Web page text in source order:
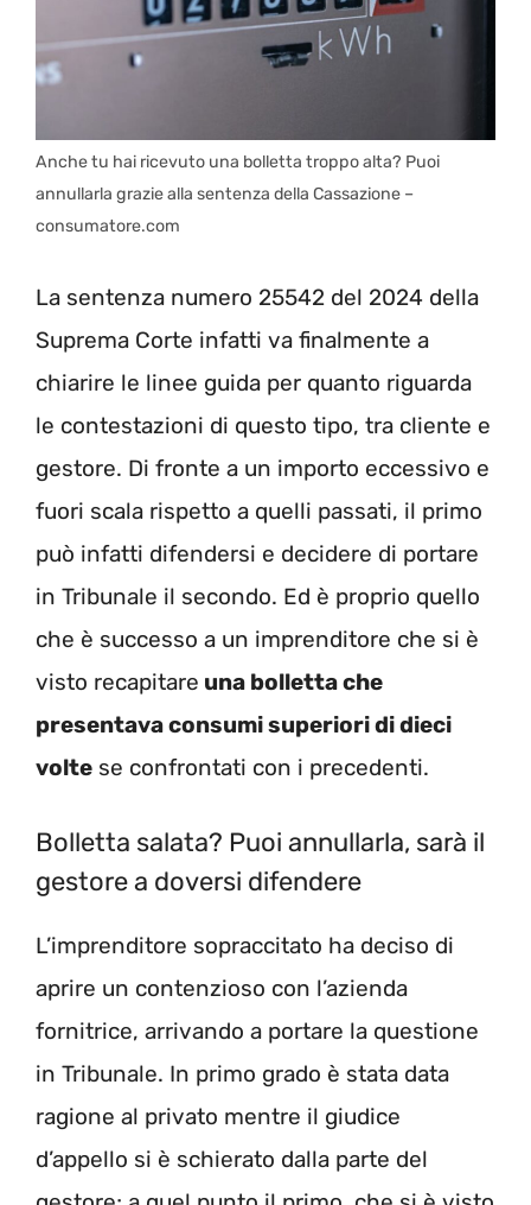
Anche tu hai ricevuto una bolletta troppo alta? Puoi
annullarla grazie alla sentenza della Cassazione –
consumatore.com
La sentenza numero 25542 del 2024 della
Suprema Corte infatti va finalmente a
chiarire le linee guida per quanto riguarda
le contestazioni di questo tipo, tra cliente e
gestore. Di fronte a un importo eccessivo e
fuori scala rispetto a quelli passati, il primo
può infatti difendersi e decidere di portare
in Tribunale il secondo. Ed è proprio quello
che è successo a un imprenditore che si è
visto recapitare una bolletta che
presentava consumi superiori di dieci
volte se confrontati con i precedenti.
Bolletta salata? Puoi annullarla, sarà il
gestore a doversi difendere
L’imprenditore sopraccitato ha deciso di
aprire un contenzioso con l’azienda
fornitrice, arrivando a portare la questione
in Tribunale. In primo grado è stata data
ragione al privato mentre il giudice
d’appello si è schierato dalla parte del